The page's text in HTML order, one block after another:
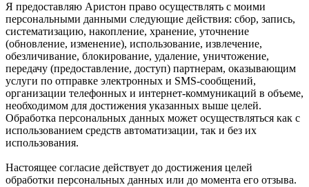
Я предоставляю Аристон право осуществлять с моими
персональными данными следующие действия: сбор, запись,
систематизацию, накопление, хранение, уточнение
(обновление, изменение), использование, извлечение,
обезличивание, блокирование, удаление, уничтожение,
передачу (предоставление, доступ) партнерам, оказывающим
услуги по отправке электронных и SMS‑сообщений,
организации телефонных и интернет‑коммуникаций в объеме,
необходимом для достижения указанных выше целей.
Обработка персональных данных может осуществляться как с
использованием средств автоматизации, так и без их
использования.
Настоящее согласие действует до достижения целей
обработки персональных данных или до момента его отзыва.